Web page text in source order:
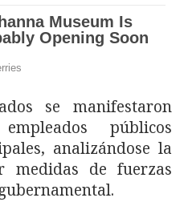
se manifestaron
públicos
analizándose la
medidas de fuerzas